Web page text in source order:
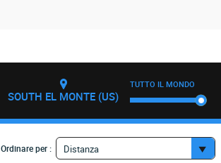
SOUTH EL MONTE (US)
TUTTO IL MONDO
Ordinare per : Distanza